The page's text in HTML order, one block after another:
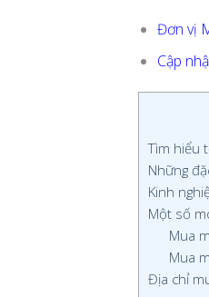
Đơn vị
Cập
Tìm hiểu
Những
Kinh
Một số
Mua
Mua
Địa chỉ